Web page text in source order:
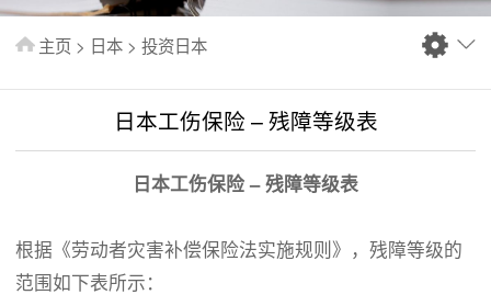
服务范围
出版刊物
常见问题
联系我们
主页 > 日本 > 投资日本
日本工伤保险 – 残障等级表
日本工伤保险 – 残障等级表
根据《劳动者灾害补偿保险法实施规则》，残障等级的
范围如下表所示：